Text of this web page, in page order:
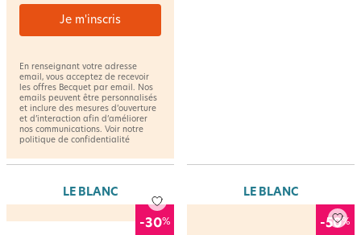
LE BLANC
-30%
LE BLANC
-50%
Je m'inscris
En renseignant votre adresse
email, vous acceptez de recevoir
les offres Becquet par email. Nos
emails peuvent être personnalisés
et inclure des mesures d’ouverture
et d’interaction afin d’améliorer
nos communications. Voir notre
politique de confidentialité